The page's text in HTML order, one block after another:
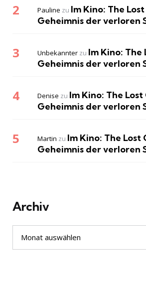
Pauline zu Im Kino: The
Geheimnis der verloren
Unbekannter zu Im Kino: The
Geheimnis der verloren
Denise zu Im Kino: The
Geheimnis der verloren
Martin zu Im Kino: The Lost
Geheimnis der verloren
Archiv